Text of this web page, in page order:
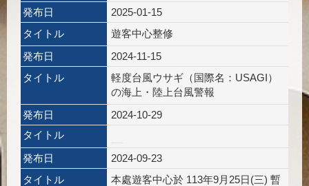
発布日
2025-01-15
タイトル
遊客中心整修
発布日
2024-11-15
タイトル
軽度台風ウサギ（国際名：USAGI）
の海上・陸上台風警報
発布日
2024-10-29
タイトル
発布日
2024-09-23
タイトル
本處遊客中心於 113年9月25日(三) 暫